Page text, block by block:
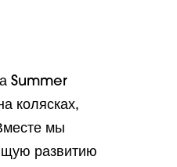
Summer
колясках,
мы
развитию